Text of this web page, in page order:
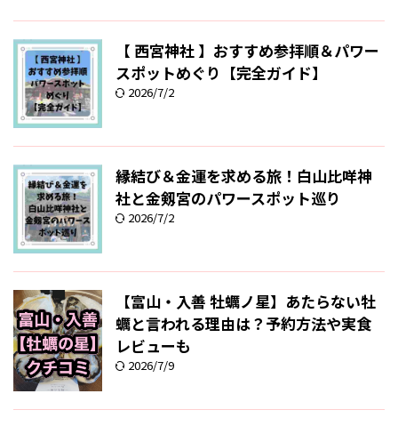
【 西宮神社 】おすすめ参拝順＆パワー
スポットめぐり【完全ガイド】
2026/7/2
縁結び＆金運を求める旅！白山比咩神
社と金剱宮のパワースポット巡り
2026/7/2
【富山・入善 牡蠣ノ星】あたらない牡
蠣と言われる理由は？予約方法や実食
レビューも
2026/7/9